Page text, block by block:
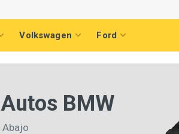
Volkswagen Ford
BMW
Abajo